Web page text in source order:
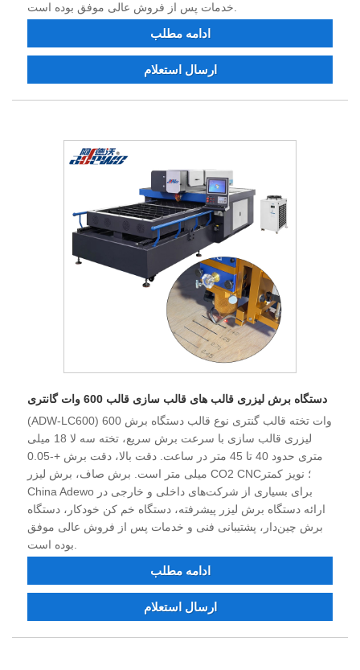
خدمات پس از فروش عالی موفق بوده است.
ادامه مطلب
ارسال استعلام
دستگاه برش لیزری قالب های قالب سازی قالب 600 وات گانتری
(ADW-LC600) 600 وات تخته قالب گنتری نوع قالب دستگاه برش
لیزری قالب سازی با سرعت برش سریع، تخته سه لا 18 میلی
متری حدود 40 تا 45 متر در ساعت. دقت بالا، دقت برش +-0.05
میلی متر است. برش صاف، برش لیزر CO2 CNC؛ نویز کمتر
China Adewo برای بسیاری از شرکت‌های داخلی و خارجی در
ارائه دستگاه برش لیزر پیشرفته، دستگاه خم کن خودکار، دستگاه
برش چین‌دار، پشتیبانی فنی و خدمات پس از فروش عالی موفق
ادامه مطلب
ارسال استعلام